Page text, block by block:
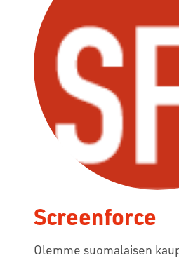
Screenforce
Olemme suomalaisen